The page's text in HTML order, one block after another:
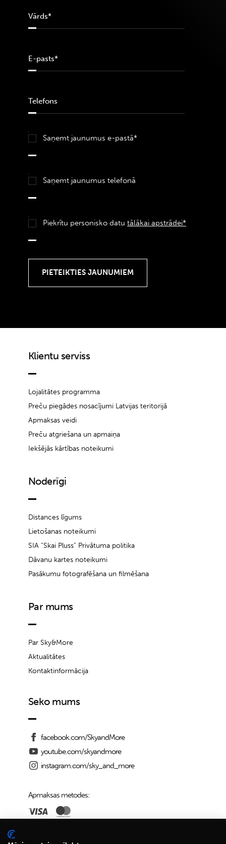
Saņemt jaunumus e-pastā*
Saņemt jaunumus telefonā
Piekrītu personisko datu tālākai apstrādei*
Klientu serviss
Lojalitātes programma
Preču piegādes nosacījumi Latvijas teritorijā
Apmaksas veidi
Preču atgriešana un apmaiņa
Iekšējās kārtības noteikumi
Noderīgi
Distances līgums
Lietošanas noteikumi
SIA “Skai Pluss” Privātuma politika
Dāvanu kartes noteikumi
Pasākumu fotografēšana un filmēšana
Par mums
Par Sky&More
Aktualitātes
Kontaktinformācija
Seko mums
facebook.com/SkyandMore
youtube.com/skyandmore
instagram.com/sky_and_more
Apmaksas metodes:
Piegādes iespējas: